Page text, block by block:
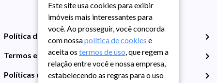
Política de Privacidade
Termos e Condições de Uso
Políticas de Cookies
Este site usa cookies para exibir
imóveis mais interessantes para
você. Ao prosseguir, você concorda
com nossapolítica de cookies e
aceita os termos de uso, que regem a
relação entre você e nossa empresa,
estabelecendo as regras para o uso